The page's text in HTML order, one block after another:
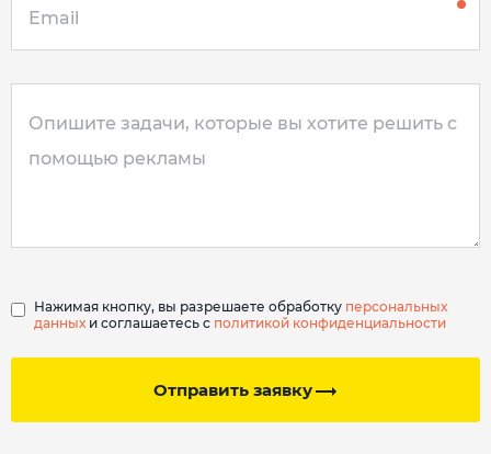
Отправить заявку
Нажимая кнопку, вы разрешаете обработку персональных
данных и соглашаетесь с политикой конфиденциальности